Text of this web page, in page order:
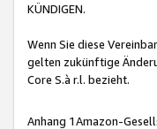
KÜNDIGEN.
Wenn Sie diese
gelten zukünftige
Core S.à r.l. bezieht.
Anhang 1Amazon-